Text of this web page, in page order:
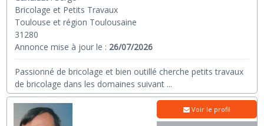
Bricolage et Petits Travaux
Toulouse et région Toulousaine
31280
Annonce mise à jour le : 26/07/2026
Passionné de bricolage et bien outillé cherche petits travaux
de bricolage dans les domaines suivant ...
Voir le profil